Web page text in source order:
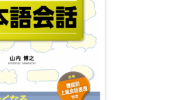
ち込みについて